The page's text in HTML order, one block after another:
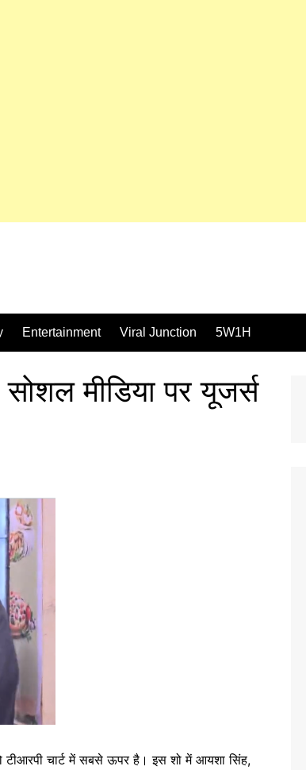
Entertainment Viral Junction 5W1H
मीडिया पर यूजर्स
चार्ट में सबसे ऊपर है। इस शो में आयशा सिंह,